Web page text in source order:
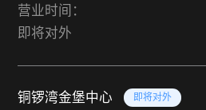
营业时间：
即将对外
铜锣湾金堡中心 即将对外